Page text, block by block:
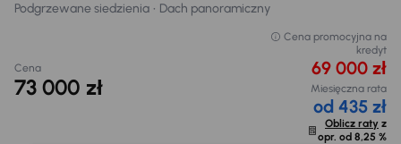
Podgrzewane siedzienia
Dach panoramiczny
Cena
73 000 zł
Cena promocyjna na
kredyt
69 000 zł
Miesięczna rata
od 435 zł
Oblicz raty z
opr. od 8,25 %